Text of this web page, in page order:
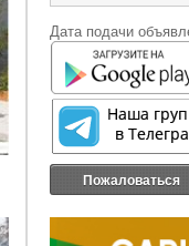
Дата подачи
Пожаловаться